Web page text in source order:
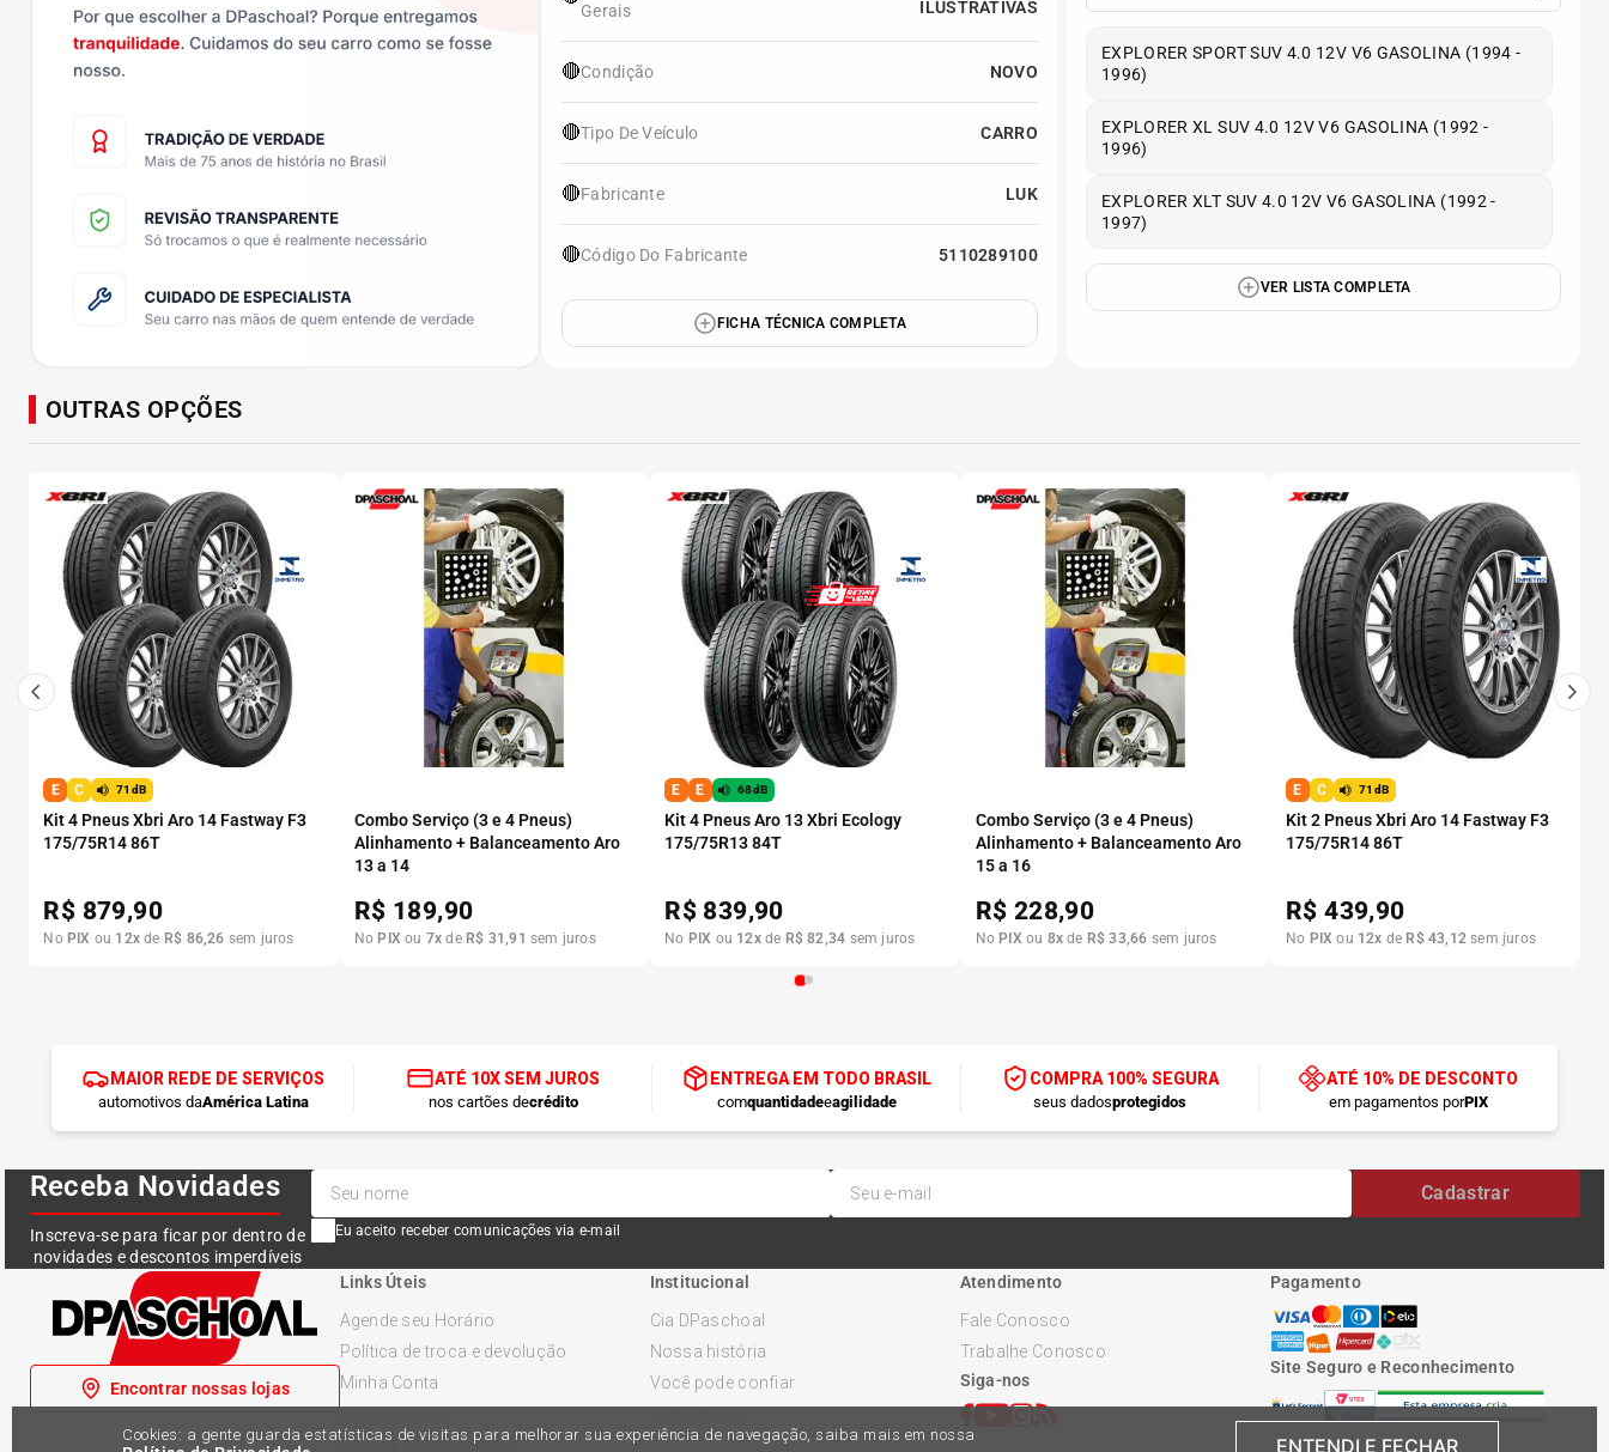
Cookies: a gente guarda estatísticas de visitas para melhorar sua experiência de navegação, saiba mais em nossa ENTENDI E FECHAR
Gerais
ILUSTRATIVAS
🔴Condição NOVO
🔴Tipo De Veículo CARRO
🔴Fabricante LUK
🔴Código Do Fabricante 5110289100
FICHA TÉCNICA COMPLETA
EXPLORER SPORT SUV 4.0 12V V6 GASOLINA (1994 -
1996)
EXPLORER XL SUV 4.0 12V V6 GASOLINA (1992 -
1996)
EXPLORER XLT SUV 4.0 12V V6 GASOLINA (1992 -
1997)
VER LISTA COMPLETA
OUTRAS OPÇÕES
E C 71dB
Kit 4 Pneus Xbri Aro 14 Fastway F3
175/75R14 86T
R$ 879,90
No PIX ou 12x de R$ 86,26 sem juros
Combo Serviço (3 e 4 Pneus)
Alinhamento + Balanceamento Aro
13 a 14
R$ 189,90
No PIX ou 7x de R$ 31 ,91 sem juros
E E 68dB
Kit 4 Pneus Aro 13 Xbri Ecology
175/75R13 84T
R$ 839,90
No PIX ou 12xde R$ 82,34 sem juros
Combo Serviço (3 e 4 Pneus)
Alinhamento + Balanceamento Aro
15 a 16
R$ 228,90
No PIX ou 8x de R$ 33,66 sem juros
E C 71dB
Kit 2 Pneus Xbri Aro 14 Fastway F3
175/75R14 86T
R$439,90
No PIX ou 12x de R$ 43, 12 sem juros
MAIOR REDE DE SERVIÇOS
automotivos daAmérica Latina
ATÉ 10X SEM JUROS
nos cartões decrédito
ENTREGA EM TODO BRASIL
comquantidadeeagilidade
COMPRA 100% SEGURA
seus dadosprotegidos
ATÉ 10% DE DESCONTO
em pagamentos porPIX
Receba Novidades
Inscreva-se para ficar por dentro de
novidades e descontos imperdíveis
Cadastrar
Eu aceito receber comunicações via e-mail
Encontrar nossas lojas
Links Úteis
Agende seu Horário
Política de troca e devolução
Minha Conta
Política de Privacidade
Institucional
Cia DPaschoal
Nossa história
Você pode confiar
Atendimento
Fale Conosco
Trabalhe Conosco
Siga-nos
Pagamento
Site Seguro e Reconhecimento